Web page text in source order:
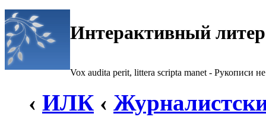
Интерактивный
Vox audita perit, littera scripta manet - Рукописи не
‹ ИЛК ‹